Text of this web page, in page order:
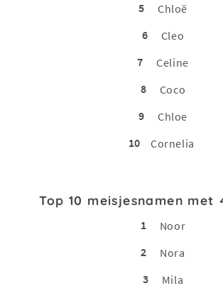
5
Chloë
6
Cleo
7
Celine
8
Coco
9
Chloe
10
Cornelia
Top 10 meisjesnamen
1
Noor
2
Nora
3
Mila